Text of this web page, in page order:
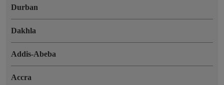
Durban
Dakhla
Addis-Abeba
Accra